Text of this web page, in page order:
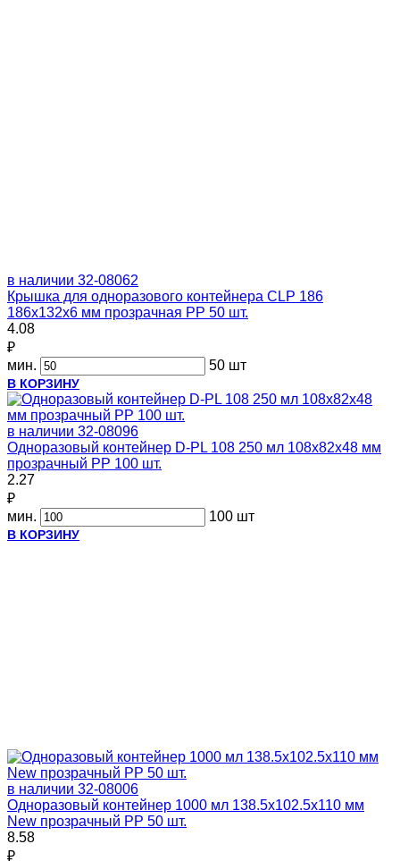
в наличии 32-08062
Крышка для одноразового контейнера CLP 186
186х132х6 мм прозрачная PP 50 шт.
4.08
₽
мин.
50 шт
В КОРЗИНУ
в наличии 32-08096
Одноразовый контейнер D-PL 108 250 мл 108х82х48 мм
прозрачный PP 100 шт.
2.27
₽
мин.
100 шт
В КОРЗИНУ
в наличии 32-08006
Одноразовый контейнер 1000 мл 138.5х102.5х110 мм
New прозрачный PP 50 шт.
8.58
₽